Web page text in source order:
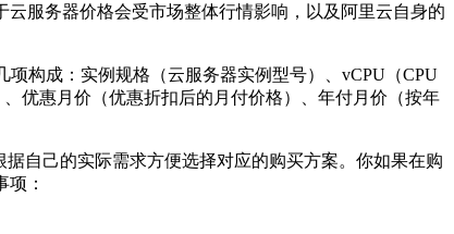
服务器价格会受市场整体行情影响，以及阿里云自身的
构成：实例规格（云服务器实例型号）、vCPU（CPU
优惠月价（优惠折扣后的月付价格）、年付月价（按年
自己的实际需求方便选择对应的购买方案。你如果在购
：